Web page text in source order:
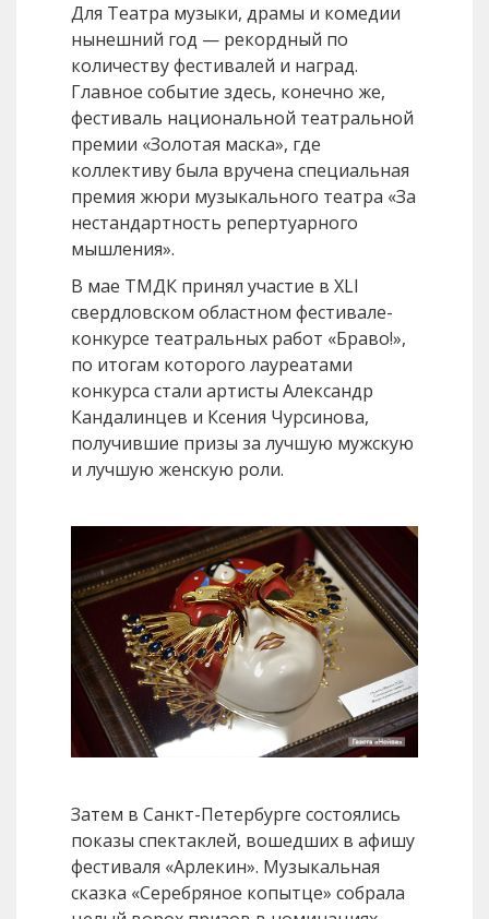
Для Театра музыки, драмы и комедии
нынешний год — рекордный по
количеству фестивалей и наград.
Главное событие здесь, конечно же,
фестиваль национальной театральной
премии «Золотая маска», где
коллективу была вручена специальная
премия жюри музыкального театра «За
нестандартность репертуарного
мышления».
В мае ТМДК принял участие в XLI
свердловском областном фестивале-
конкурсе театральных работ «Браво!»,
по итогам которого лауреатами
конкурса стали артисты Александр
Кандалинцев и Ксения Чурсинова,
получившие призы за лучшую мужскую
и лучшую женскую роли.
Затем в Санкт-Петербурге состоялись
показы спектаклей, вошедших в афишу
фестиваля «Арлекин». Музыкальная
сказка «Серебряное копытце» собрала